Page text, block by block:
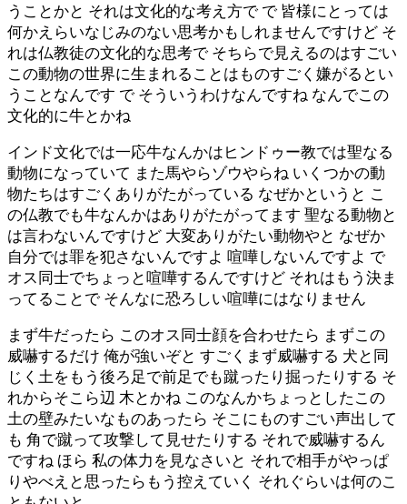
うことかと それは文化的な考え方で で 皆様にとっては
何かえらいなじみのない思考かもしれませんですけど そ
れは仏教徒の文化的な思考で そちらで見えるのはすごい
この動物の世界に生まれることはものすごく嫌がるとい
うことなんです で そういうわけなんですね なんでこの
文化的に牛とかね
インド文化では一応牛なんかはヒンドゥー教では聖なる
動物になっていて また馬やらゾウやらね いくつかの動
物たちはすごくありがたがっている なぜかというと こ
の仏教でも牛なんかはありがたがってます 聖なる動物と
は言わないんですけど 大変ありがたい動物やと なぜか
自分では罪を犯さないんですよ 喧嘩しないんですよ で
オス同士でちょっと喧嘩するんですけど それはもう決ま
ってることで そんなに恐ろしい喧嘩にはなりません
まず牛だったら このオス同士顔を合わせたら まずこの
威嚇するだけ 俺が強いぞと すごくまず威嚇する 犬と同
じく土をもう後ろ足で前足でも蹴ったり掘ったりする そ
れからそこら辺 木とかね このなんかちょっとしたこの
土の壁みたいなものあったら そこにものすごい声出して
も 角で蹴って攻撃して見せたりする それで威嚇するん
ですね ほら 私の体力を見なさいと それで相手がやっぱ
りやべえと思ったらもう控えていく それぐらいは何のこ